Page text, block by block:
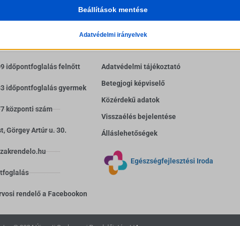
időpontfoglalás felnőtt
időpontfoglalás gyermek
központi szám
Görgey Artúr u. 30.
rendelő a Facebookon
INFORMÁCIÓK
Adatvédelmi tájékoztató
Betegjogi képviselő
Közérdekű adatok
Visszaélés bejelentése
Álláslehetőségek
Egészségfejlesztési Iroda
*
minden olyan sütit, domaint és szolgáltatást magában foglal, amelyek nem
a megadott kategóriákba, vagy amelyeket nem kategorizáltak.
Részletek megjelenítése
contrast
Beállítások mentése
Adatvédelmi irányelvek